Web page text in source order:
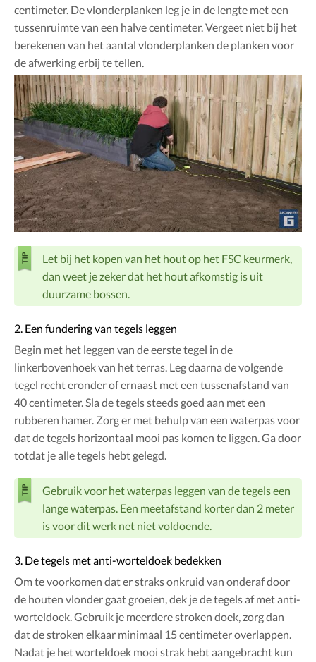
centimeter. De vlonderplanken leg je in de lengte met een
tussenruimte van een halve centimeter. Vergeet niet bij het
berekenen van het aantal vlonderplanken de planken voor
de afwerking erbij te tellen.
Let bij het kopen van het hout op het FSC keurmerk,
dan weet je zeker dat het hout afkomstig is uit
duurzame bossen.
2. Een fundering van tegels leggen
Begin met het leggen van de eerste tegel in de
linkerbovenhoek van het terras. Leg daarna de volgende
tegel recht eronder of ernaast met een tussenafstand van
40 centimeter. Sla de tegels steeds goed aan met een
rubberen hamer. Zorg er met behulp van een waterpas voor
dat de tegels horizontaal mooi pas komen te liggen. Ga door
totdat je alle tegels hebt gelegd.
Gebruik voor het waterpas leggen van de tegels een
lange waterpas. Een meetafstand korter dan 2 meter
is voor dit werk net niet voldoende.
3. De tegels met anti-worteldoek bedekken
Om te voorkomen dat er straks onkruid van onderaf door
de houten vlonder gaat groeien, dek je de tegels af met anti-
worteldoek. Gebruik je meerdere stroken doek, zorg dan
dat de stroken elkaar minimaal 15 centimeter overlappen.
Nadat je het worteldoek mooi strak hebt aangebracht kun